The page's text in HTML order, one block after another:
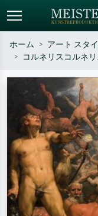
作家名・作品名・スタイ
– 例：モネ、星月夜、
斎の波、ヌード
ホーム アート スタ
コルネリスコルネ